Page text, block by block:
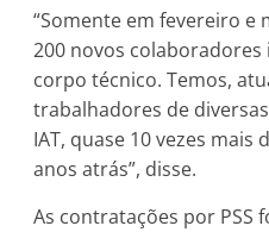
“Somente em fevereiro e
200 novos
corpo técnico. Temos,
trabalhadores de
IAT, quase 10 vezes
anos atrás”, disse.
As contratações por PSS